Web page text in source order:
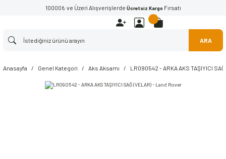
10000₺ ve Üzeri Alışverişlerde Ücretsiz Kargo Fırsatı
ARA
Anasayfa Genel Kategori Aks Aksamı LR090542 - ARKA AKS TAŞIYICI